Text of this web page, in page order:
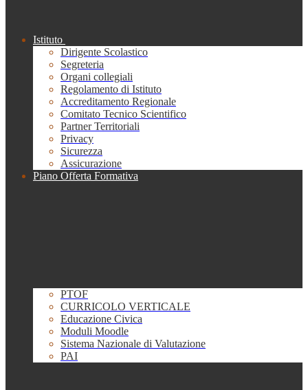
Istituto
Dirigente Scolastico
Segreteria
Organi collegiali
Regolamento di Istituto
Accreditamento Regionale
Comitato Tecnico Scientifico
Partner Territoriali
Privacy
Sicurezza
Assicurazione
Piano Offerta Formativa
PTOF
CURRICOLO VERTICALE
Educazione Civica
Moduli Moodle
Sistema Nazionale di Valutazione
PAI